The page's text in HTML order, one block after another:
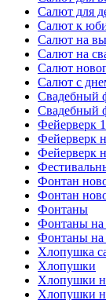
Салют для
Салют к
Салют на
Салют на
Салют
Салют с
Свадебный
Свадебный
Фейерверк
Фейерверк
Фейерверк
Фонтан
Фонтан
Фонтаны
Фонтаны на
Фонтаны на
Хлопушка
Хлопушки
Хлопушки
Хлопушки